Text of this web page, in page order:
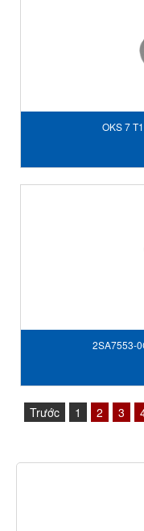
OKS 7
2SA7553-
Trước 1 2 3